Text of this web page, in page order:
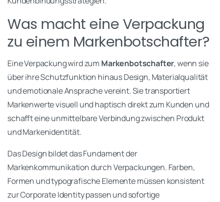
Was macht eine Verpackung
zu einem Markenbotschafter?
Eine Verpackung wird zum Markenbotschafter, wenn sie
über ihre Schutzfunktion hinaus Design, Materialqualität
und emotionale Ansprache vereint. Sie transportiert
Markenwerte visuell und haptisch direkt zum Kunden und
schafft eine unmittelbare Verbindung zwischen Produkt
und Markenidentität.
Das Design bildet das Fundament der
Markenkommunikation durch Verpackungen. Farben,
Formen und typografische Elemente müssen konsistent
zur Corporate Identity passen und sofortige